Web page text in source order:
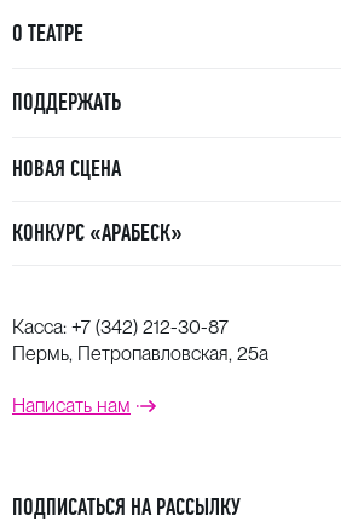
О ТЕАТРЕ
ПОДДЕРЖАТЬ
НОВАЯ СЦЕНА
КОНКУРС «АРАБЕСК»
Касса: +7 (342) 212-30-87
Пермь, Петропавловская, 25а
Написать нам
ПОДПИСАТЬСЯ НА РАССЫЛКУ